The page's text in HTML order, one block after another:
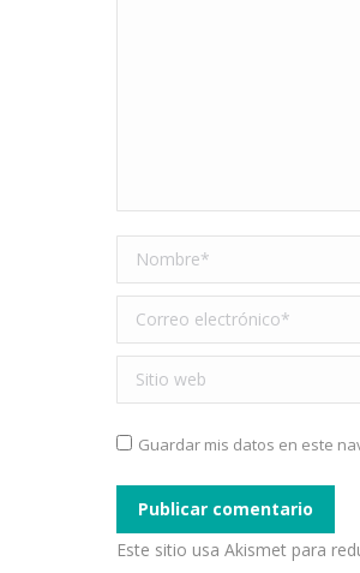
Nombre *
Correo electrónico *
Sitio web
Guardar mis datos en este
Publicar comentario
Este sitio usa Akismet para